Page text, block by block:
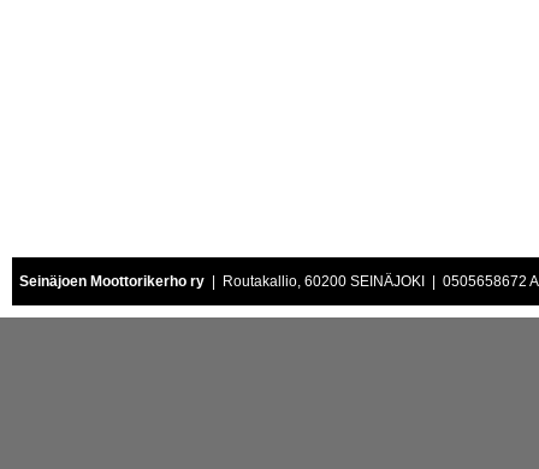
Seinäjoen Moottorikerho ry | Routakallio, 60200 SEINÄJOKI | 0505658672